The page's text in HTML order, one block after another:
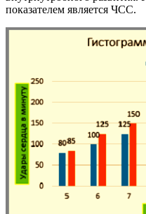
показателем является ЧСС.